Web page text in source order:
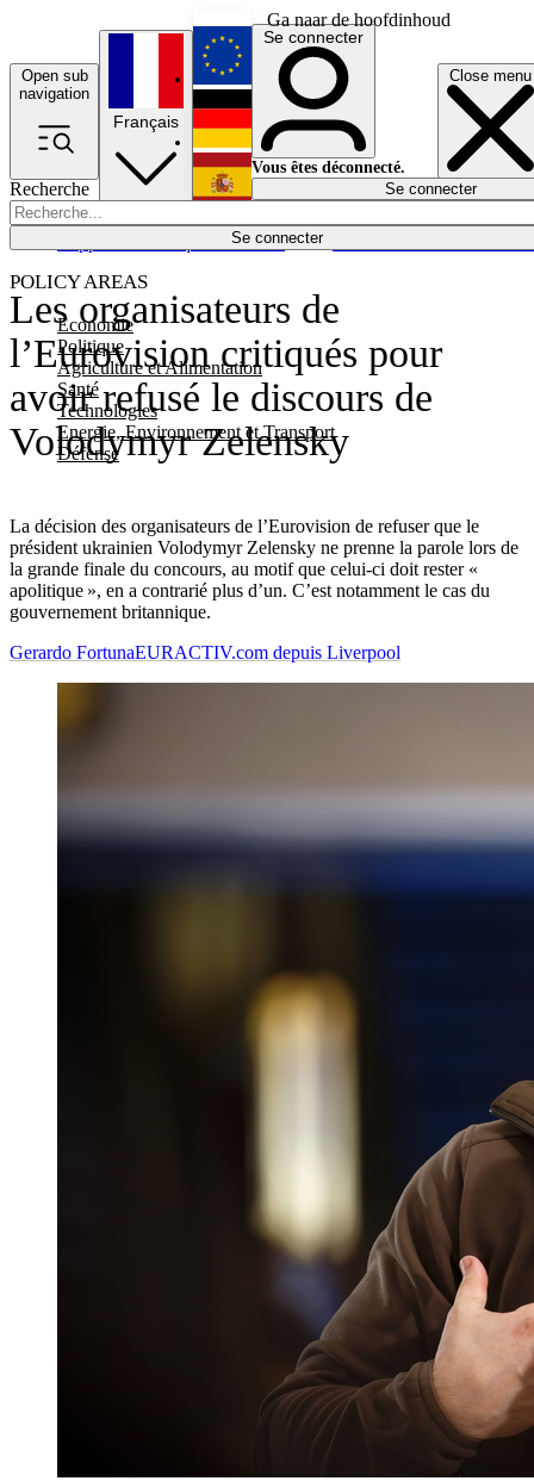
Ga naar de hoofdinhoud
Open sub
navigation
Close menu
Recherche
Se connecter
POLICY AREAS
Economie
Politique
Agriculture et Alimentation
Santé
Technologies
Energie, Environnement et Transport
Défense
Économie
Français
English
Deutsch
Español
Se connecter
Vous êtes déconnecté.
Se connecter
Les organisateurs de
l’Eurovision critiqués pour
avoir refusé le discours de
Volodymyr Zelensky
La décision des organisateurs de l’Eurovision de refuser que le
président ukrainien Volodymyr Zelensky ne prenne la parole lors de
la grande finale du concours, au motif que celui-ci doit rester «
apolitique », en a contrarié plus d’un. C’est notamment le cas du
gouvernement britannique.
Gerardo FortunaEURACTIV.com depuis Liverpool